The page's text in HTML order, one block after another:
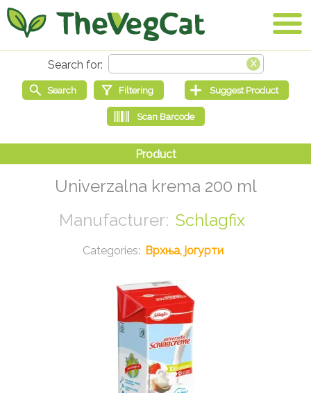
Univerzalna krema 200 ml
Schlagfix
Врхња, јогурти